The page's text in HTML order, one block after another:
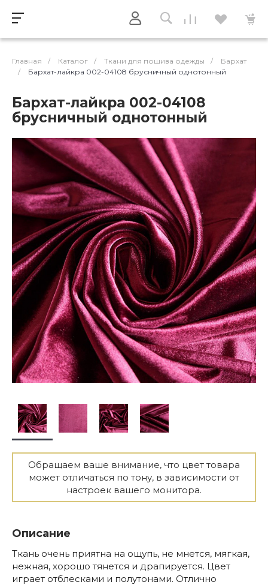
Главная / Каталог / Ткани для пошива одежды /
Бархат
/
Бархат-лайкра 002-04108 брусничный однотонный
Бархат-лайкра 002-04108
брусничный однотонный
Обращаем ваше внимание, что цвет товара
может отличаться по тону, в зависимости от
настроек вашего монитора.
Описание
Ткань очень приятна на ощупь, не мнется, мягкая,
нежная, хорошо тянется и драпируется. Цвет
играет отблесками и полутонами. Отлично